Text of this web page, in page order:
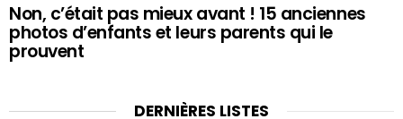
Non, c’était pas mieux avant ! 15 anciennes
photos d’enfants et leurs parents qui le
prouvent
DERNIÈRES LISTES